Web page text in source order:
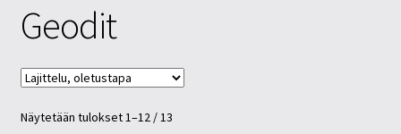
Maksutavat ja Tärkeää tietää
Myymälät
Oma tili
Geodit
Näytetään tulokset 1–12 / 13